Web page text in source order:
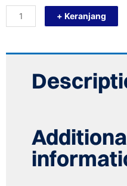
GRANIT
X
+ Keranjang